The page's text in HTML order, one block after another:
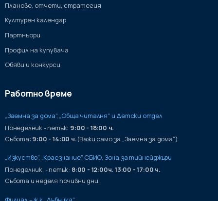
Планове, отчети, стратегия
Културен календар
Партньори
Профил на купувача
Обяви и конкурси
Работно време
„Заемна за дома", „Обща читалня" и Детски отдел
Понеделник - петък: 9:00 - 18:00 ч.
Събота: 9:00 - 14:00 ч.(Важи само за „Заемна за дома“)
„Изкуство", „Краезнание", СБИО, Зона за тийнейджъри
Понеделник. - петък: 8:00 - 12:00ч. 13:00 - 17:00 ч.
Събота и неделя почивни дни.